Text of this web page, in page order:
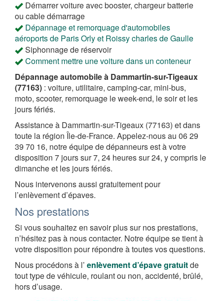
Démarrer voiture avec booster, chargeur batterie
ou cable démarrage
Dépannage et remorquage d'automobiles
aéroports de Paris Orly et Roissy charles de Gaulle
Siphonnage de réservoir
Comment mettre une voiture dans un conteneur
Dépannage automobile à Dammartin-sur-Tigeaux
(77163) : voiture, utilitaire, camping-car, mini-bus,
moto, scooter, remorquage le week-end, le soir et les
jours fériés.
Assistance à Dammartin-sur-Tigeaux (77163) et dans
toute la région Île-de-France. Appelez-nous au 06 29
39 70 16, notre équipe de dépanneurs est à votre
disposition 7 jours sur 7, 24 heures sur 24, y compris le
dimanche et les jours fériés.
Nous intervenons aussi gratuitement pour
l’enlèvement d’épaves.
Nos prestations
Si vous souhaitez en savoir plus sur nos prestations,
n’hésitez pas à nous contacter. Notre équipe se tient à
votre disposition pour répondre à toutes vos questions.
Nous procédons à l’ enlèvement d’épave gratuitde
tout type de véhicule, roulant ou non, accidenté, brûlé,
hors d’usage.